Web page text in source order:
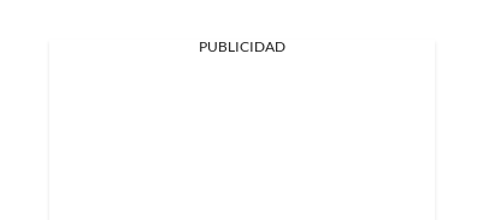
PUBLICIDAD